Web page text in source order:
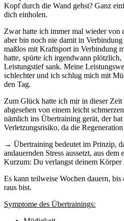
Kopf durch die Wand gehst? Ganz
dich einholen.
Zwar hatte ich immer mal wieder von
aber bin noch nie damit in
maßlos mit Kraftsport in Verbindung
hatte, spürte ich irgendwann
Leistungstief sank. Meine
schlechter und ich schlug mich mit
den Tag.
Zum Glück hatte ich mir in dieser Zeit
abgesehen von einem leicht
nämlich ins Übertraining gerät, der hat
Verletzungsrisiko, da die
→ Übertraining bedeutet im Prinzip,
andauernden Stress aussetzt, aus
Kurzum: Du verlangst deinem Körper
Es kann teilweise Wochen dauern, bis
raus bist.
Symptome des Übertrainings: